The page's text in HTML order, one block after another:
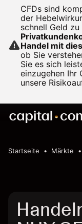
CFDs sind
der
schnell Geld zu
Handel mit
ob Sie
Sie es sich
einzugehen Ihr
unsere
Startseite Märkte